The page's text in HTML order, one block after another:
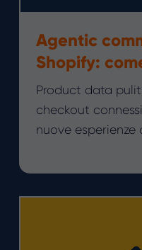
Agentic
Shopify:
Product data
checkout
nuove esperienze